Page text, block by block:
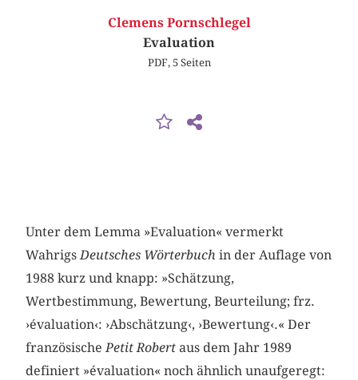
Clemens Pornschlegel
Evaluation
PDF, 5 Seiten
Unter dem Lemma »Evaluation« vermerkt
WahrigsDeutsches Wörterbuch in der Auflage von
1988 kurz und knapp: »Schätzung,
Wertbestimmung, Bewertung, Beurteilung; frz.
›évaluation‹: ›Abschätzung‹, ›Bewertung‹.« Der
französischePetit Robert aus dem Jahr 1989
definiert »évaluation« noch ähnlich unaufgeregt: